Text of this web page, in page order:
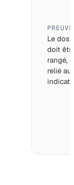
PREUVE
Le
doit
rangé,
relié